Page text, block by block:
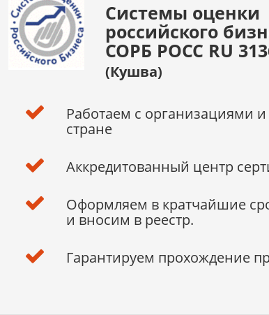
Системы оценки
российского
СОРБ РОСС RU
(Кушва)
Работаем с организациями
стране
Аккредитованный центр
Оформляем в кратчайшие
и вносим в реестр.
Гарантируем прохождение